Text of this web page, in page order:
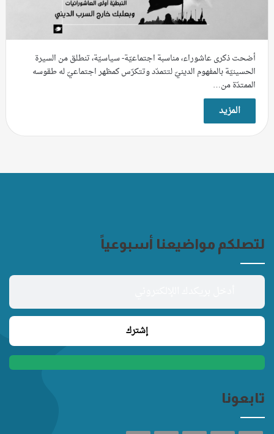
أضحت ذكرى عاشوراء، مناسبة اجتماعيّة- سياسيّة، تنطلق من السيرة
الحسينيّة بالمفهوم الدينيّ لتتمدّد وتتكرّس كمظهر اجتماعيّ له طقوسه
الممتدّة من…
المزيد
لتصلكم مواضيعنا أسبوعياً
تابعونا